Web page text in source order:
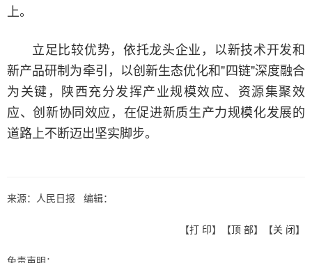
上。
立足比较优势，依托龙头企业，以新技术开发和
新产品研制为牵引，以创新生态优化和"四链"深度融合
为关键，陕西充分发挥产业规模效应、资源集聚效
应、创新协同效应，在促进新质生产力规模化发展的
道路上不断迈出坚实脚步。
来源：人民日报 编辑：
【打 印】【顶 部】【关 闭】
免责声明：